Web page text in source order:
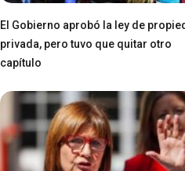
El Gobierno aprobó la ley de
privada, pero tuvo que quitar otro
capítulo